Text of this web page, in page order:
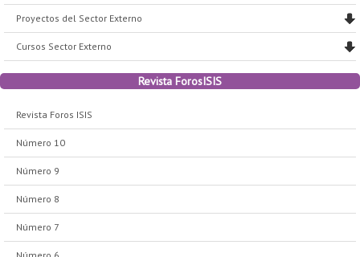
Proyectos del Sector Externo
Cursos Sector Externo
Revista ForosISIS
Revista Foros ISIS
Número 10
Número 9
Número 8
Número 7